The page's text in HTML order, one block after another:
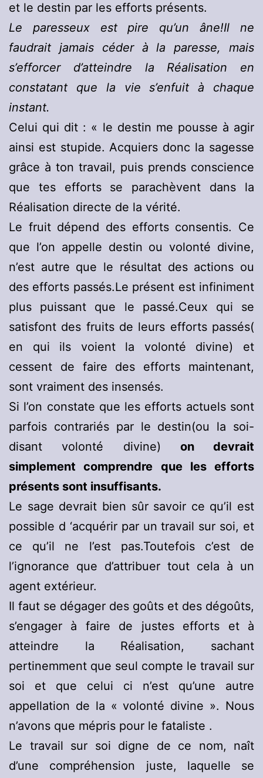
et le destin par les efforts présents.
Le paresseux est pire qu’un âne!Il ne
faudrait jamais céder à la paresse, mais
s’efforcer d’atteindre la Réalisation en
constatant que la vie s’enfuit à chaque
instant.
Celui qui dit : « le destin me pousse à agir
ainsi est stupide. Acquiers donc la sagesse
grâce à ton travail, puis prends conscience
que tes efforts se parachèvent dans la
Réalisation directe de la vérité.
Le fruit dépend des efforts consentis. Ce
que l’on appelle destin ou volonté divine,
n’est autre que le résultat des actions ou
des efforts passés.Le présent est infiniment
plus puissant que le passé.Ceux qui se
satisfont des fruits de leurs efforts passés(
en qui ils voient la volonté divine) et
cessent de faire des efforts maintenant,
sont vraiment des insensés.
Si l’on constate que les efforts actuels sont
parfois contrariés par le destin(ou la soi-
disant volonté divine) on devrait
simplement comprendre que les efforts
présents sont insuffisants.
Le sage devrait bien sûr savoir ce qu’il est
possible d ‘acquérir par un travail sur soi, et
ce qu’il ne l’est pas.Toutefois c’est de
l’ignorance que d’attribuer tout cela à un
agent extérieur.
Il faut se dégager des goûts et des dégoûts,
s’engager à faire de justes efforts et à
atteindre la Réalisation, sachant
pertinemment que seul compte le travail sur
soi et que celui ci n’est qu’une autre
appellation de la « volonté divine ». Nous
n’avons que mépris pour le fataliste .
Le travail sur soi digne de ce nom, naît
d’une compréhension juste, laquelle se